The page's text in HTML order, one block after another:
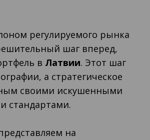
регулируемого рынка
шаг вперед,
в Латвии. Этот шаг
а стратегическое
своими искушенными
стандартами.
на